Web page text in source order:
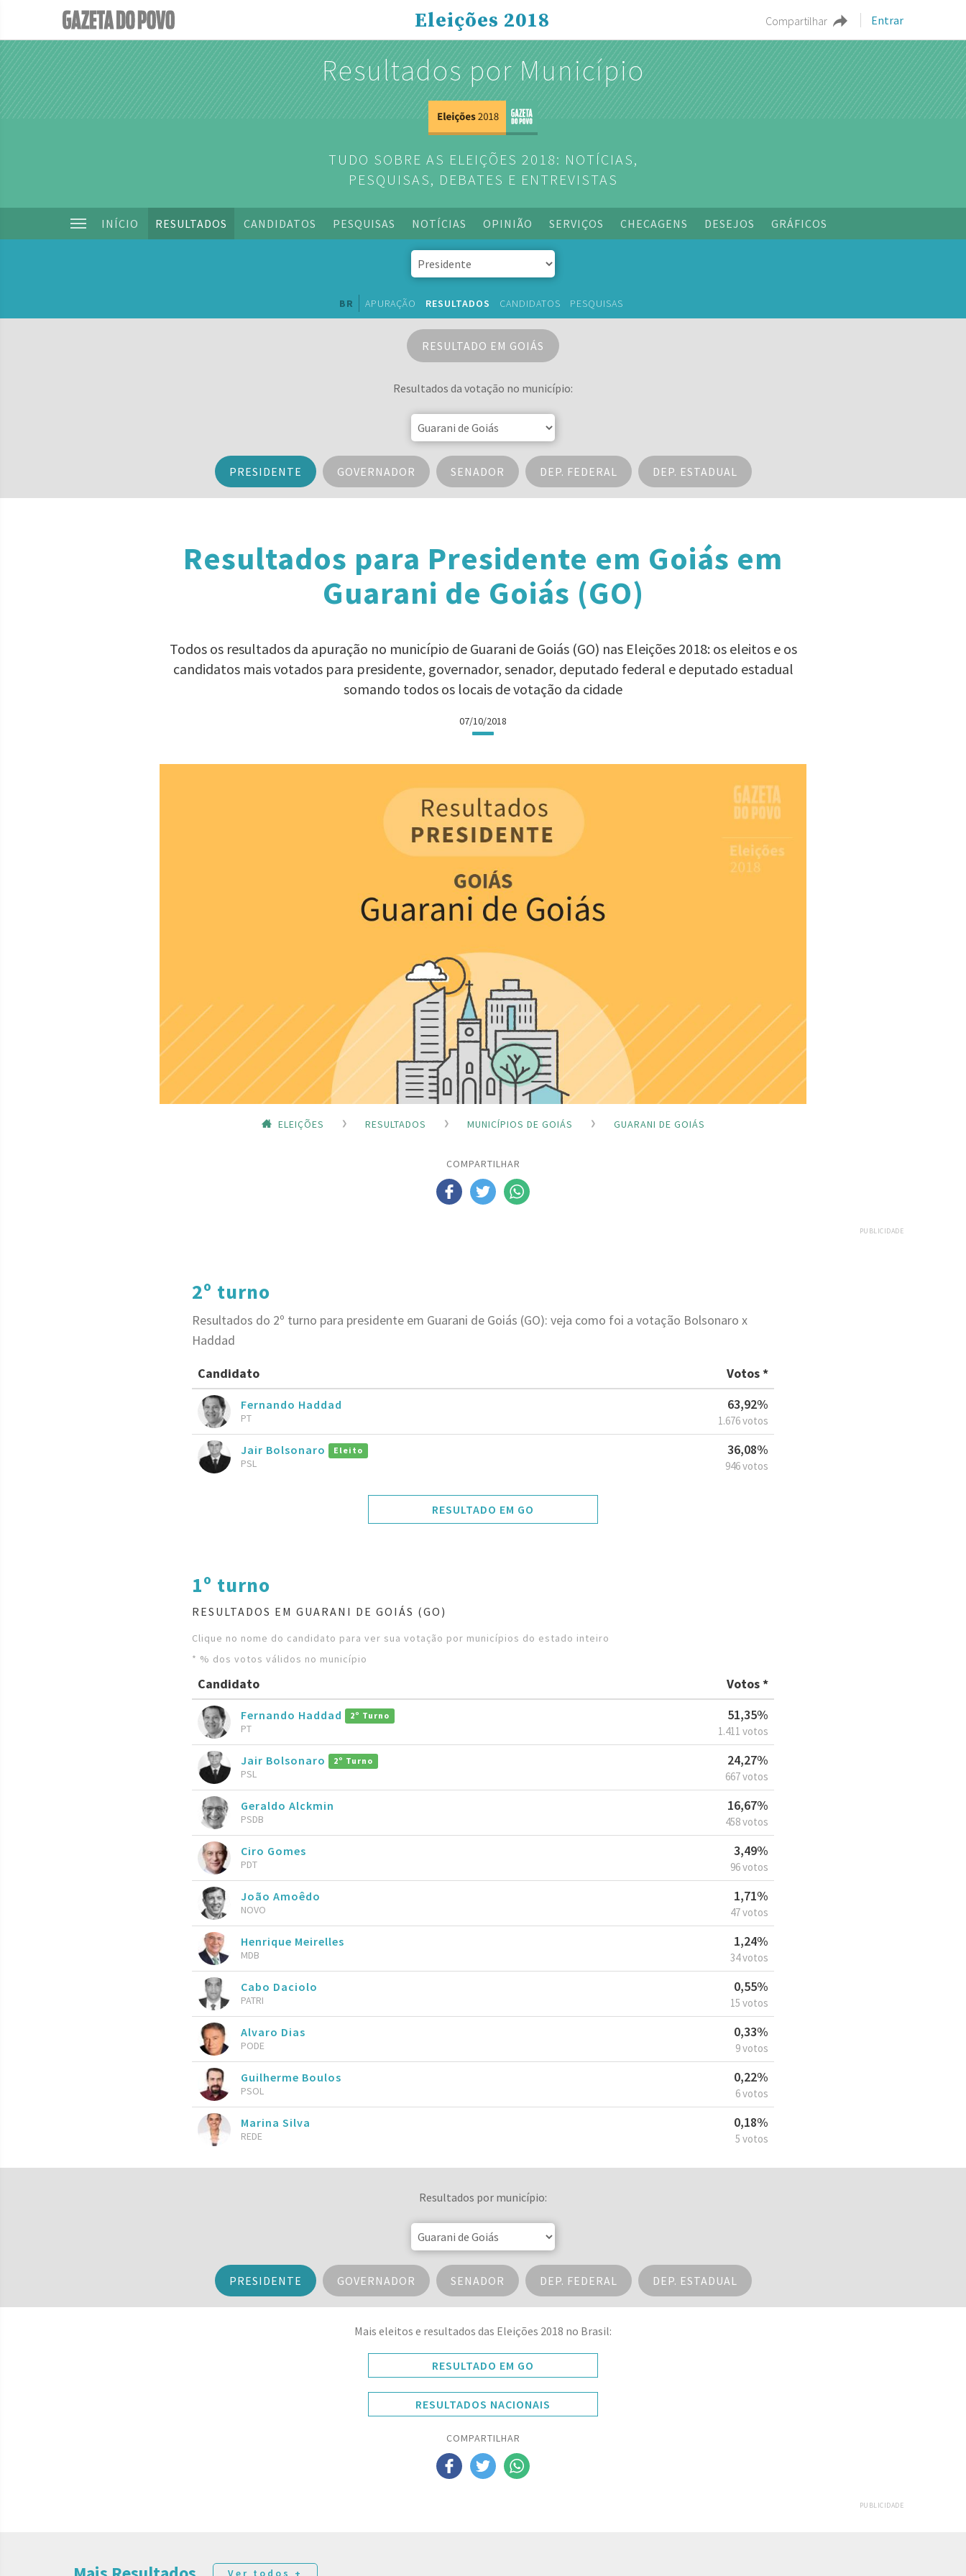
Compartilhar Entrar
Eleições 2018
Resultados por Município
TUDO SOBRE AS ELEIÇÕES 2018: NOTÍCIAS,
PESQUISAS, DEBATES E ENTREVISTAS
INÍCIO RESULTADOS CANDIDATOS PESQUISAS NOTÍCIAS OPINIÃO SERVIÇOS CHECAGENS DESEJOS GRÁFICOS
BR APURAÇÃO RESULTADOS CANDIDATOS PESQUISAS
RESULTADO EM GOIÁS
Resultados da votação no município:
PRESIDENTE GOVERNADOR SENADOR DEP. FEDERAL DEP. ESTADUAL
Resultados para Presidente em Goiás em
Guarani de Goiás (GO)
Todos os resultados da apuração no município de Guarani de Goiás (GO) nas Eleições 2018: os eleitos e os
candidatos mais votados para presidente, governador, senador, deputado federal e deputado estadual
somando todos os locais de votação da cidade
07/10/2018
ELEIÇÕES RESULTADOS MUNICÍPIOS DE GOIÁS GUARANI DE GOIÁS
COMPARTILHAR
PUBLICIDADE
2º turno
Resultados do 2º turno para presidente em Guarani de Goiás (GO): veja como foi a votação Bolsonaro x
Haddad
Candidato
Votos *
Fernando Haddad
PT
63,92%
1.676 votos
Jair Bolsonaro Eleito
PSL
36,08%
946 votos
RESULTADO EM GO
1º turno
RESULTADOS EM GUARANI DE GOIÁS (GO)
Clique no nome do candidato para ver sua votação por municípios do estado inteiro
* % dos votos válidos no município
Candidato Votos *
Fernando Haddad 2º Turno
PT
51,35%
1.411 votos
Jair Bolsonaro 2º Turno
PSL
24,27%
667 votos
Geraldo Alckmin
PSDB
16,67%
458 votos
Ciro Gomes
PDT
3,49%
96 votos
João Amoêdo
NOVO
1,71%
47 votos
Henrique Meirelles
MDB
1,24%
34 votos
Cabo Daciolo
PATRI
0,55%
15 votos
Alvaro Dias
PODE
0,33%
9 votos
Guilherme Boulos
PSOL
0,22%
6 votos
Marina Silva
REDE
0,18%
5 votos
Resultados por município:
PRESIDENTE GOVERNADOR SENADOR DEP. FEDERAL DEP. ESTADUAL
Mais eleitos e resultados das Eleições 2018 no Brasil:
RESULTADO EM GO
RESULTADOS NACIONAIS
COMPARTILHAR
PUBLICIDADE
Ver todos +